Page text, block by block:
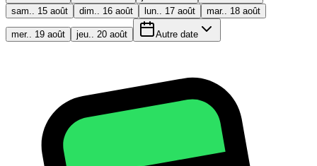
sam.. 15 août
dim.. 16 août lun.. 17 août mar.. 18 août
mer.. 19 août jeu.. 20 août Autre date